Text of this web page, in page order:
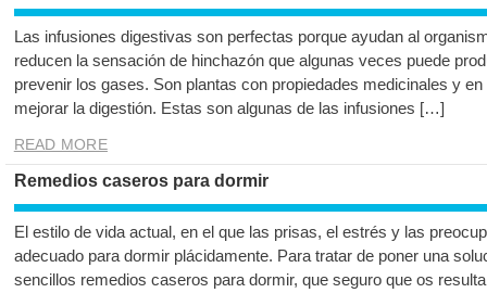
Las infusiones digestivas son perfectas porque ayudan al
reducen la sensación de hinchazón que algunas veces puede
prevenir los gases. Son plantas con propiedades medicinales y
mejorar la digestión. Estas son algunas de las infusiones […]
READ MORE
Remedios caseros para dormir
El estilo de vida actual, en el que las prisas, el estrés y las
adecuado para dormir plácidamente. Para tratar de poner una
sencillos remedios caseros para dormir, que seguro que os